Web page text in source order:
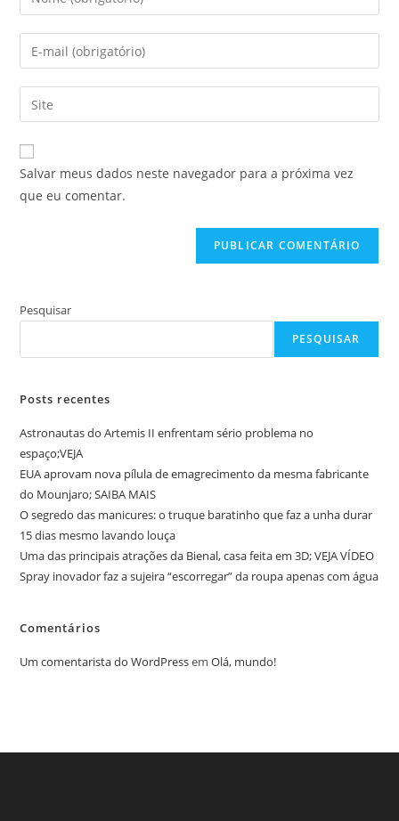
seu
nome
ou
de
usuário
para
comentar
Digite
seu
endereço
de
mail
para
comentar
Digite
o
URL
do
site
Salvar meus dados neste navegador para a próxima vez
que eu comentar.
Pesquisar
PESQUISAR
Posts recentes
Astronautas do Artemis II enfrentam sério problema no
espaço;VEJA
EUA aprovam nova pílula de emagrecimento da mesma fabricante
do Mounjaro; SAIBA MAIS
O segredo das manicures: o truque baratinho que faz a unha durar
15 dias mesmo lavando louça
Uma das principais atrações da Bienal, casa feita em 3D; VEJA VÍDEO
Spray inovador faz a sujeira “escorregar” da roupa apenas com água
Comentários
Um comentarista do WordPressemOlá, mundo!